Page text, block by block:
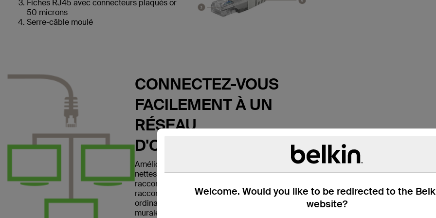
Welcome. Would you like to be redirected to the
website?
Fiches RJ45 avec connecteurs plaqués or
50 microns
Serre-câble moulé
CONNECTEZ-VOUS
FACILEMENT À UN
RÉSEAU
D'ORDINATEURS
Améliorez votre réseau et profitez de transmissions
nettes et claires avec le câble Belkin de
raccordement Ethernet CAT6. Ce câble de
raccordement vous permet de connecter un
ordinateur portable ou de bureau à une prise
murale, un modem, un routeur ou un autre